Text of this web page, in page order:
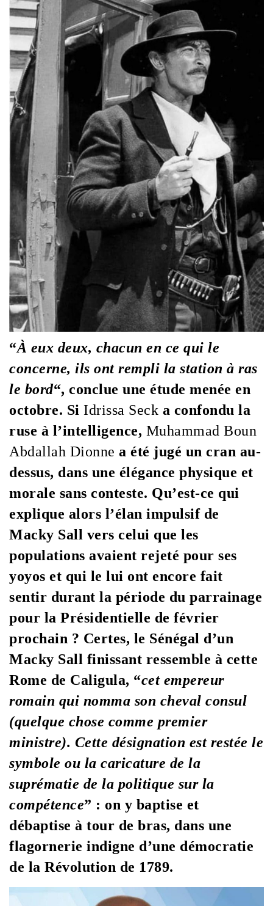
“À eux deux, chacun en ce qui le
concerne, ils ont rempli la station à ras
le bord“, conclue une étude menée en
octobre. Si Idrissa Seck a confondu la
ruse à l’intelligence, Muhammad Boun
Abdallah Dionne a été jugé un cran au-
dessus, dans une élégance physique et
morale sans conteste. Qu’est-ce qui
explique alors l’élan impulsif de
Macky Sall vers celui que les
populations avaient rejeté pour ses
yoyos et qui le lui ont encore fait
sentir durant la période du parrainage
pour la Présidentielle de février
prochain ? Certes, le Sénégal d’un
Macky Sall finissant ressemble à cette
Rome de Caligula, “cet empereur
romain qui nomma son cheval consul
(quelque chose comme premier
ministre). Cette désignation est restée le
symbole ou la caricature de la
suprématie de la politique sur la
compétence” : on y baptise et
débaptise à tour de bras, dans une
flagornerie indigne d’une démocratie
de la Révolution de 1789.